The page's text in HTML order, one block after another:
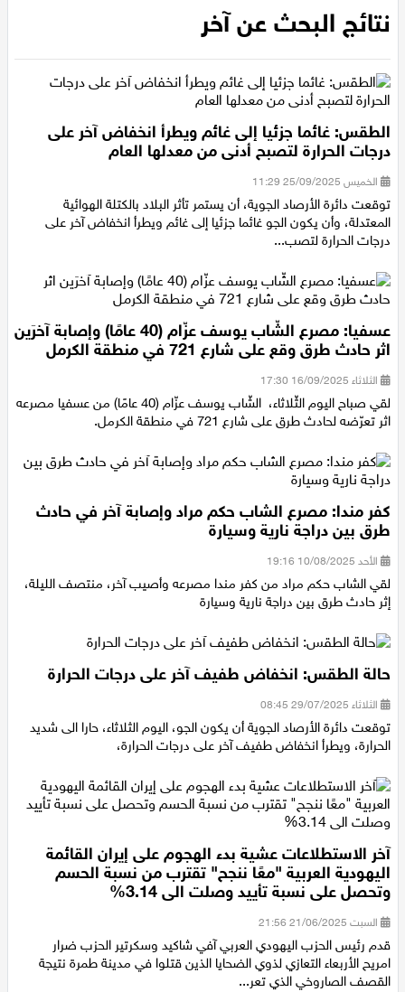
دير حنا
سخنين
عرابة
اخبار عالمية
رياضة
رياضة محلية
رياضة عالمية
تقارير خاصة
مقالات
مطبخ
صحة وطب
مجلة الحمرا
جمال وازياء
تكنولوجيا
فن
ستوديو انتخابات 2022
نتائج البحث عن آخر
الطقس: غائما جزئيا إلى غائم ويطرأ انخفاض آخر على
درجات الحرارة لتصبح أدنى من معدلها العام
الخميس 25/09/2025 11:29
توقعت دائرة الأرصاد الجوية، أن يستمر تأثر البلاد بالكتلة الهوائية
المعتدلة، وأن يكون الجو غائما جزئيا إلى غائم ويطرأ انخفاض آخر على
عسفيا: مصرع الشّاب يوسف عزّام (40 عامًا) وإصابة آخرَين
اثر حادث طرق وقع على شارع 721 في منطقة الكرمل
الثلاثاء 16/09/2025 17:30
لقي صباح اليوم الثّلاثاء، الشّاب يوسف عزّام (40 عامًا) من عسفيا مصرعه
كفر مندا: مصرع الشاب حكم مراد وإصابة آخر في حادث
طرق بين دراجة نارية وسيارة
الأحد 10/08/2025 19:16
لقي الشاب حكم مراد من كفر مندا مصرعه وأصيب آخر، منتصف الليلة،
حالة الطقس: انخفاض طفيف آخر على درجات الحرارة
الثلاثاء 29/07/2025 08:45
توقعت دائرة الأرصاد الجوية أن يكون الجو، اليوم الثلاثاء، حارا الى شديد
آخر الاستطلاعات عشية بدء الهجوم على إيران القائمة
اليهودية العربية "معًا ننجح" تقترب من نسبة الحسم
وتحصل على نسبة تأييد وصلت الى 3.14%
السبت 21/06/2025 21:56
قدم رئيس الحزب اليهودي العربي آفي شاكيد وسكرتير الحزب ضرار
امريح الأربعاء التعازي لذوي الضحايا الذين قتلوا في مدينة طمرة نتيجة